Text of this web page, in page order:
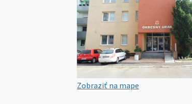
Zobraziť na mape